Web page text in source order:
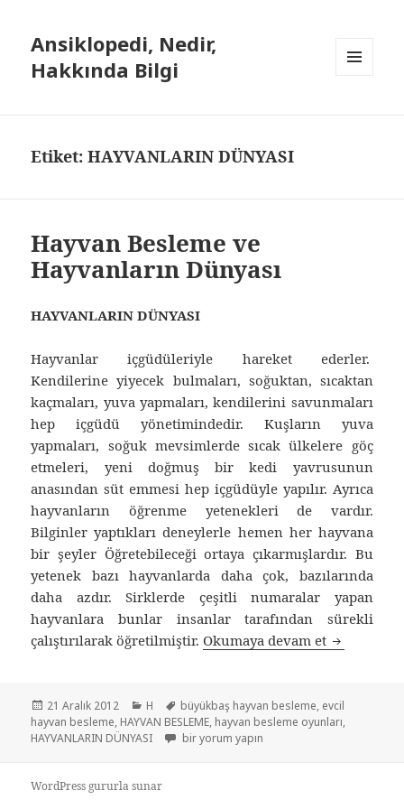
Ansiklopedi, Nedir,
Hakkında Bilgi
Etiket: HAYVANLARIN DÜNYASI
Hayvan Besleme ve
Hayvanların Dünyası
HAYVANLARIN DÜNYASI
Hayvanlar içgüdüleriyle hareket ederler.
Kendilerine yiyecek bulmaları, soğuktan, sıcaktan
kaçmaları, yuva yapmaları, kendilerini savunmaları
hep içgüdü yönetimindedir. Kuşların yuva
yapmaları, soğuk mevsimlerde sıcak ülkelere göç
etmeleri, yeni doğmuş bir kedi yavrusunun
anasından süt emmesi hep içgüdüyle yapılır. Ayrıca
hayvanların öğrenme yetenekleri de vardır.
Bilginler yaptıkları deneylerle hemen her hayvana
bir şeyler Öğretebileceği ortaya çıkarmışlardır. Bu
yetenek bazı hayvanlarda daha çok, bazılarında
daha azdır. Sirklerde çeşitli numaralar yapan
hayvanlara bunlar insanlar tarafından sürekli
çalıştırılarak öğretilmiştir.Okumaya devam et Hayvan
Yayın
tarihi
21 Aralık 2012 Kategoriler
H Etiketler
büyükbaş hayvan besleme, evcil
hayvan besleme, HAYVAN BESLEME, hayvan besleme oyunları,
HAYVANLARIN DÜNYASI
Hayvan Besleme ve Hayvanların Dünyası
bir yorum yapın
WordPress gururla sunar